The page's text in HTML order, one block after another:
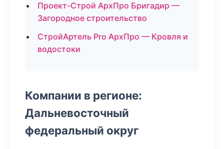
Проект-Строй АрхПро Бригадир —
Загородное строительство
СтройАртель Pro АрхПро — Кровля и
водостоки
Компании в регионе:
Дальневосточный
федеральный округ